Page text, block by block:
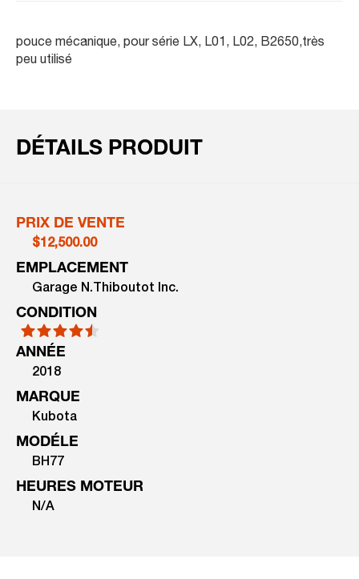
pouce mécanique, pour série LX, L01, L02, B2650,très
peu utilisé
DÉTAILS PRODUIT
PRIX DE VENTE
$12,500.00
EMPLACEMENT
Garage N.Thiboutot Inc.
CONDITION
ANNÉE
2018
MARQUE
Kubota
MODÉLE
BH77
HEURES MOTEUR
N/A